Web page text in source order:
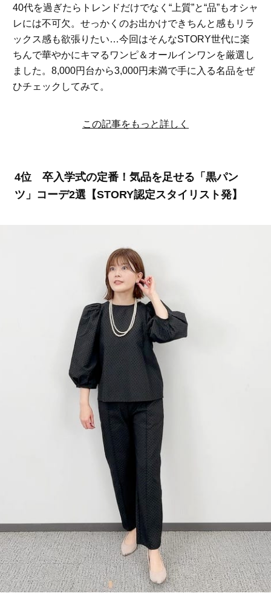
40代を過ぎたらトレンドだけでなく“上質”と“品”もオシャ
レには不可欠。せっかくのお出かけできちんと感もリラ
ックス感も欲張りたい…今回はそんなSTORY世代に楽
ちんで華やかにキマるワンピ＆オールインワンを厳選し
ました。8,000円台から3,000円未満で手に入る名品をぜ
ひチェックしてみて。
この記事をもっと詳しく
4位 卒入学式の定番！気品を足せる「黒パン
ツ」コーデ2選【STORY認定スタイリスト発】